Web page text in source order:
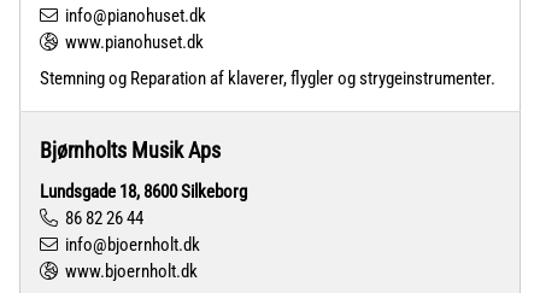
info@pianohuset.dk
www.pianohuset.dk
Stemning og Reparation af klaverer, flygler og strygeinstrumenter.
Bjørnholts Musik Aps
Lundsgade 18, 8600 Silkeborg
86 82 26 44
info@bjoernholt.dk
www.bjoernholt.dk